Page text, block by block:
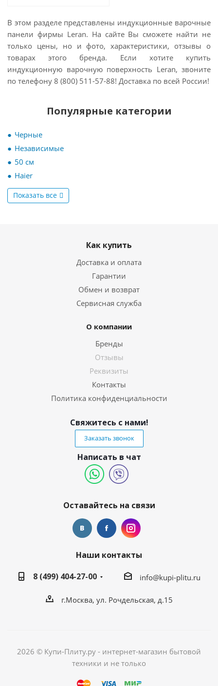
В этом разделе представлены индукционные варочные
панели фирмы Leran. На сайте Вы сможете найти не
только цены, но и фото, характеристики, отзывы о
товарах этого бренда. Если хотите
купить
индукционную варочную поверхность Leran, звоните
по телефону 8 (800) 511-57-88! Доставка по всей России!
Популярные категории
Черные
Независимые
50 см
Haier
Показать все
Как купить
Доставка и оплата
Гарантии
Обмен и возврат
Сервисная служба
О компании
Бренды
Отзывы
Реквизиты
Контакты
Политика конфиденциальности
Свяжитесь с нами!
Заказать звонок
Написать в чат
Оставайтесь на связи
Наши контакты
8 (499) 404-27-00
info@kupi-plitu.ru
г.Москва, ул. Рочдельская, д.15
2026 © Купи-Плиту.ру - интернет-магазин бытовой
техники и не только